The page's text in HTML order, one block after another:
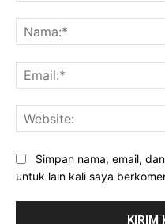
Simpan nama, email,
untuk lain kali saya